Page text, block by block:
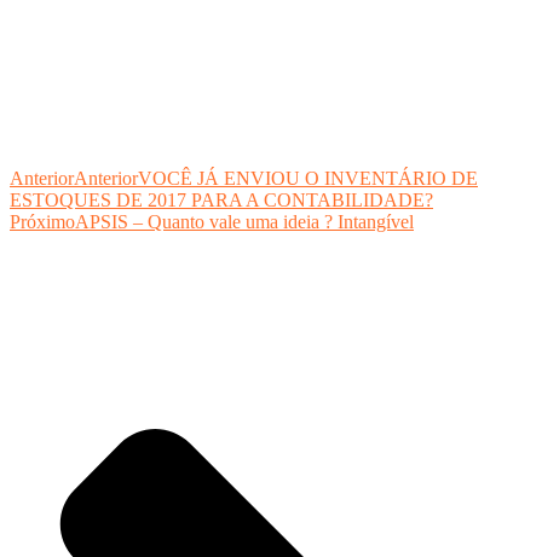
AnteriorAnteriorVOCÊ JÁ ENVIOU O INVENTÁRIO DE
ESTOQUES DE 2017 PARA A CONTABILIDADE?
PróximoAPSIS – Quanto vale uma ideia ? Intangível